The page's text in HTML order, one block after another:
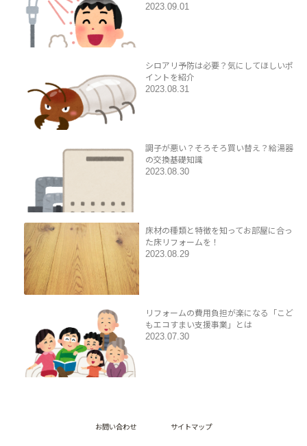
2023.09.01
シロアリ予防は必要？気にしてほしいポ
イントを紹介
2023.08.31
調子が悪い？そろそろ買い替え？給湯器
の交換基礎知識
2023.08.30
床材の種類と特徴を知ってお部屋に合っ
た床リフォームを！
2023.08.29
リフォームの費用負担が楽になる「こど
もエコすまい支援事業」とは
2023.07.30
お問い合わせ サイトマップ